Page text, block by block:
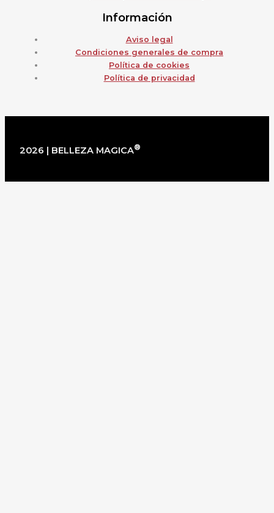
Información
Aviso legal
Condiciones generales de compra
Política de cookies
Política de privacidad
2026 | BELLEZA MAGICA®